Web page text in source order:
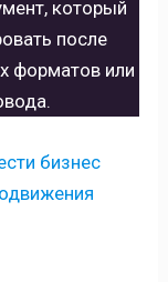
который
после
форматов или
бизнес